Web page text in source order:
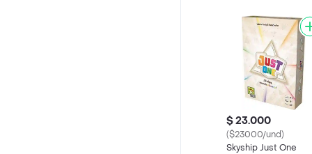
$ 23.000
($23000/und)
Skyship Just One